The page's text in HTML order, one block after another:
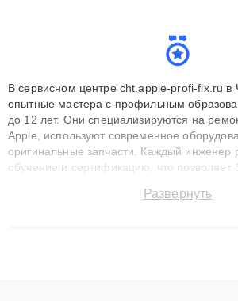
В сервисном центре cht.apple-profi-fix.ru в
опытные мастера с профильным
до 12 лет. Они специализируются на
Apple, используют современное
оригинальные запчасти. Каждый инженер
обучение и сертификацию, что позволяет
сохранением гарантии до 3 лет. Наши
Развернуть